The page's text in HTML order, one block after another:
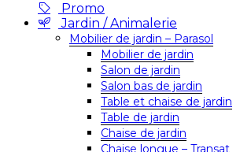
Promo
Jardin / Animalerie
Mobilier de jardin – Parasol
Mobilier de jardin
Salon de jardin
Salon bas de jardin
Table et chaise de jardin
Table de jardin
Chaise de jardin
Chaise longue – Transat